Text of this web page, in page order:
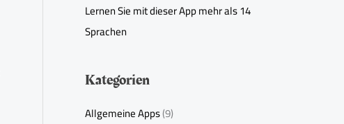
Lernen Sie mit dieser App mehr als 14
Sprachen
Kategorien
Allgemeine Apps(9)